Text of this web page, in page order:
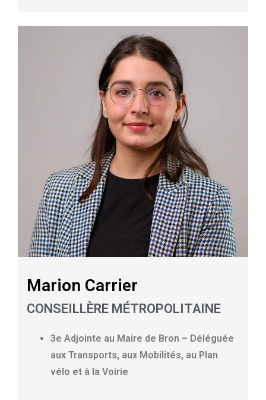
Marion Carrier
CONSEILLÈRE MÉTROPOLITAINE
3e Adjointe au Maire de Bron – Déléguée
aux Transports, aux Mobilités, au Plan
vélo et à la Voirie